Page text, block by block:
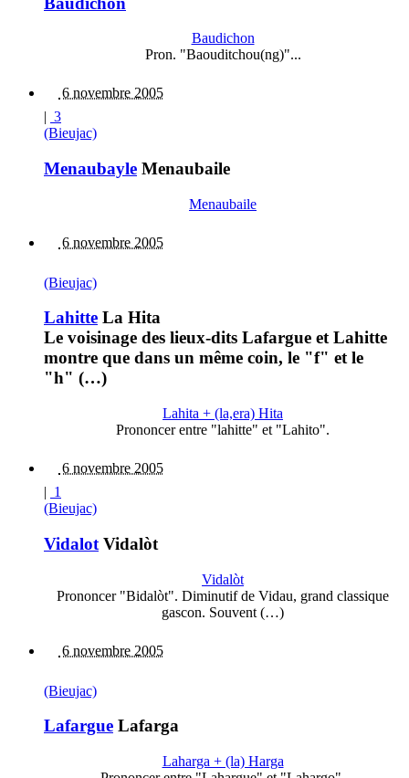
Baudichon
Pron. "Baouditchou(ng)"...
6 novembre 2005
| 3
(Bieujac)
Menaubayle Menaubaile
Menaubaile
6 novembre 2005
(Bieujac)
Lahitte La Hita
Le voisinage des lieux-dits Lafargue et Lahitte
montre que dans un même coin, le "f" et le
"h" (…)
Lahita + (la,era) Hita
Prononcer entre "lahitte" et "Lahito".
6 novembre 2005
| 1
(Bieujac)
Vidalot Vidalòt
Vidalòt
Prononcer "Bidalòt". Diminutif de Vidau, grand classique
gascon. Souvent (…)
6 novembre 2005
(Bieujac)
Lafargue Lafarga
Laharga + (la) Harga